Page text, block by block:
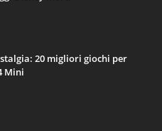
20 migliori giochi per
Mini